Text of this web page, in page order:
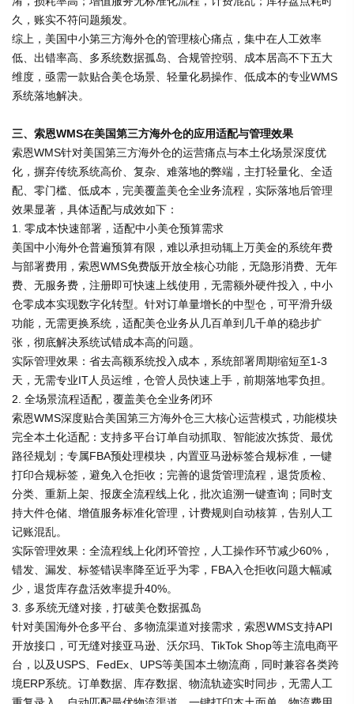
久，账实不符问题频发。
综上，美国中小第三方海外仓的管理核心痛点，集中在人工效率
低、出错率高、多系统数据孤岛、合规管控弱、成本居高不下五大
维度，亟需一款贴合美仓场景、轻量化易操作、低成本的专业WMS
系统落地解决。
三、索恩WMS在美国第三方海外仓的应用适配与管理效果
索恩WMS针对美国第三方海外仓的运营痛点与本土化场景深度优
化，摒弃传统系统高价、复杂、难落地的弊端，主打轻量化、全适
配、零门槛、低成本，完美覆盖美仓全业务流程，实际落地后管理
效果显著，具体适配与成效如下：
1. 零成本快速部署，适配中小美仓预算需求
美国中小海外仓普遍预算有限，难以承担动辄上万美金的系统年费
与部署费用，索恩WMS免费版开放全核心功能，无隐形消费、无年
费、无服务费，注册即可快速上线使用，无需额外硬件投入，中小
仓零成本实现数字化转型。针对订单量增长的中型仓，可平滑升级
功能，无需更换系统，适配美仓业务从几百单到几千单的稳步扩
张，彻底解决系统试错成本高的问题。
实际管理效果：省去高额系统投入成本，系统部署周期缩短至1-3
天，无需专业IT人员运维，仓管人员快速上手，前期落地零负担。
2. 全场景流程适配，覆盖美仓全业务闭环
索恩WMS深度贴合美国第三方海外仓三大核心运营模式，功能模块
完全本土化适配：支持多平台订单自动抓取、智能波次拣货、最优
路径规划；专属FBA预处理模块，内置亚马逊标签合规标准，一键
打印合规标签，避免入仓拒收；完善的退货管理流程，退货质检、
分类、重新上架、报废全流程线上化，批次追溯一键查询；同时支
持大件仓储、增值服务标准化管理，计费规则自动核算，告别人工
记账混乱。
实际管理效果：全流程线上化闭环管控，人工操作环节减少60%，
错发、漏发、标签错误率降至近乎为零，FBA入仓拒收问题大幅减
少，退货库存盘活效率提升40%。
3. 多系统无缝对接，打破美仓数据孤岛
针对美国海外仓多平台、多物流渠道对接需求，索恩WMS支持API
开放接口，可无缝对接亚马逊、沃尔玛、TikTok Shop等主流电商平
台，以及USPS、FedEx、UPS等美国本土物流商，同时兼容各类跨
境ERP系统。订单数据、库存数据、物流轨迹实时同步，无需人工